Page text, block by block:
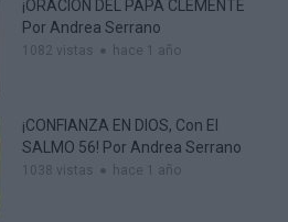
¡ORACIÓN DEL PAPA CLEMENTE
Por Andrea Serrano
1082 vistas hace 1 año
¡CONFIANZA EN DIOS, Con El
SALMO 56! Por Andrea Serrano
1038 vistas hace 1 año